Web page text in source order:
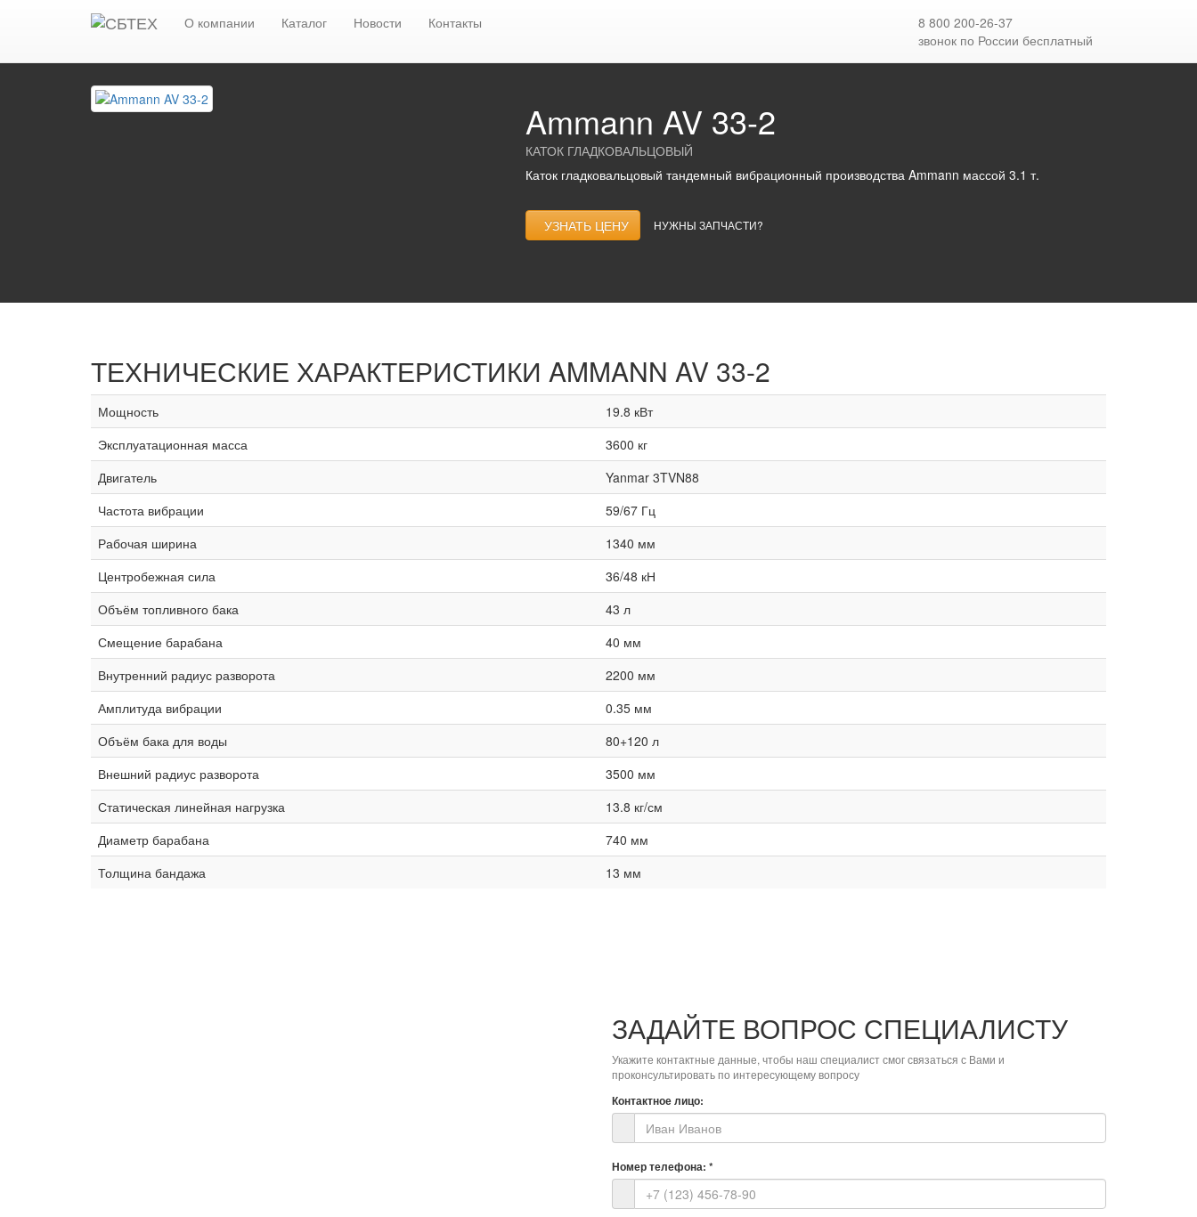
О компании Каталог Новости Контакты
8 800 200-26-37
звонок по России бесплатный
Главная Каталог Дорожные катки, виброкатки Гладковальцовые катки
Ammann AV 33-2
КАТОК ГЛАДКОВАЛЬЦОВЫЙ
Каток гладковальцовый тандемный вибрационный производства Ammann массой 3.1 т.
УЗНАТЬ ЦЕНУ НУЖНЫ ЗАПЧАСТИ?
ТЕХНИЧЕСКИЕ ХАРАКТЕРИСТИКИ AMMANN AV 33-2
Мощность
19.8 кВт
Эксплуатационная масса
3600 кг
Двигатель
Yanmar 3TVN88
Частота вибрации
59/67 Гц
Рабочая ширина
1340 мм
Центробежная сила
36/48 кН
Объём топливного бака
43 л
Смещение барабана
40 мм
Внутренний радиус разворота
2200 мм
Амплитуда вибрации
0.35 мм
Объём бака для воды
80+120 л
Внешний радиус разворота
3500 мм
Статическая линейная нагрузка
13.8 кг/см
Диаметр барабана
740 мм
Толщина бандажа
13 мм
ЗАДАЙТЕ ВОПРОС СПЕЦИАЛИСТУ
Укажите контактные данные, чтобы наш специалист смог связаться с Вами и
проконсультировать по интересующему вопросу
Контактное лицо:
Номер телефона: *